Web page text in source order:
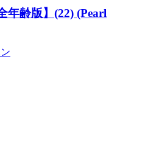
年齢版】(22) (Pearl